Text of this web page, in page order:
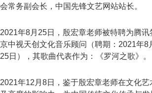
会常务副会长，中国先锋文艺网站站长。
2021年8月25日，殷宏章老师被特聘为腾
京中视天创文化音乐顾问（聘期：2021年8
25日），其歌曲代表作为：《罗河之歌》。
2021年12月8日，鉴于殷宏章老师在文化艺